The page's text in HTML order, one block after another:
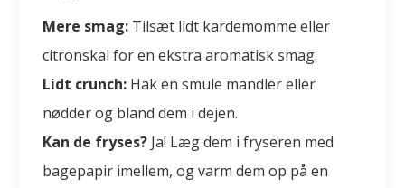
Mere smag: Tilsæt lidt kardemomme eller
citronskal for en ekstra aromatisk smag.
Lidt crunch: Hak en smule mandler eller
nødder og bland dem i dejen.
Kan de fryses? Ja! Læg dem i fryseren med
bagepapir imellem, og varm dem op på en